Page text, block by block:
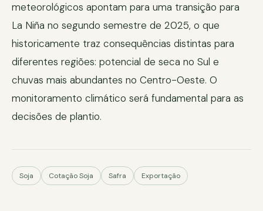
meteorológicos apontam para uma transição para
La Niña no segundo semestre de 2025, o que
historicamente traz consequências distintas para
diferentes regiões: potencial de seca no Sul e
chuvas mais abundantes no Centro-Oeste. O
monitoramento climático será fundamental para as
decisões de plantio.
Soja Cotação Soja Safra Exportação